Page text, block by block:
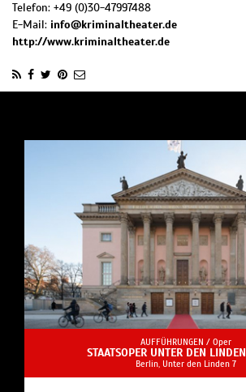
Telefon: +49 (0)30-47997488
E-Mail: info@kriminaltheater.de
http://www.kriminaltheater.de
AUFFÜHRUNGEN / Oper
STAATSOPER UNTER DEN
Berlin, Unter den Linden 7